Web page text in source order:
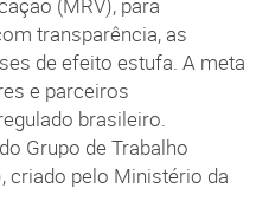
(MRV), para
transparência, as
de efeito estufa. A meta
e parceiros
brasileiro.
Grupo de Trabalho
criado pelo Ministério da